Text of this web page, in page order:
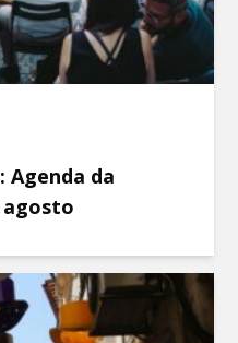
Agenda da
agosto